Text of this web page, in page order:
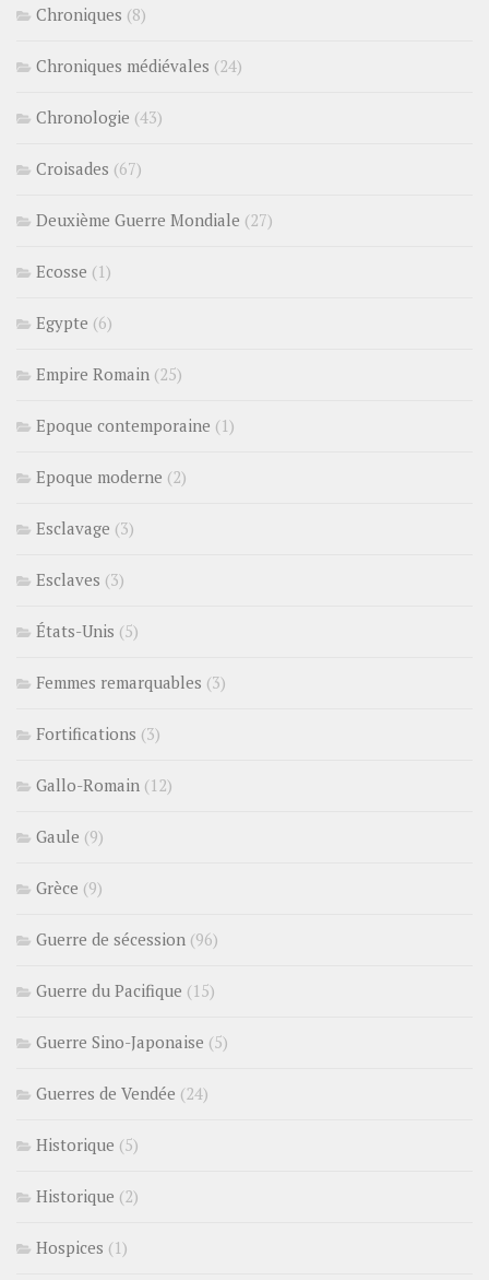
Chroniques (8)
Chroniques médiévales (24)
Chronologie (43)
Croisades (67)
Deuxième Guerre Mondiale (27)
Ecosse (1)
Egypte (6)
Empire Romain (25)
Epoque contemporaine (1)
Epoque moderne (2)
Esclavage (3)
Esclaves (3)
États-Unis (5)
Femmes remarquables (3)
Fortifications (3)
Gallo-Romain (12)
Gaule (9)
Grèce (9)
Guerre de sécession (96)
Guerre du Pacifique (15)
Guerre Sino-Japonaise (5)
Guerres de Vendée (24)
Historique (5)
Historique (2)
Hospices (1)